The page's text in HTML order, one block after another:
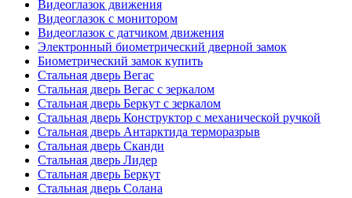
Видеоглазок движения
Видеоглазок с монитором
Видеоглазок с датчиком движения
Электронный биометрический дверной замок
Биометрический замок купить
Стальная дверь Вегас
Стальная дверь Вегас с зеркалом
Стальная дверь Беркут с зеркалом
Стальная дверь Конструктор с механической ручкой
Стальная дверь Антарктида терморазрыв
Стальная дверь Сканди
Стальная дверь Лидер
Стальная дверь Беркут
Стальная дверь Солана